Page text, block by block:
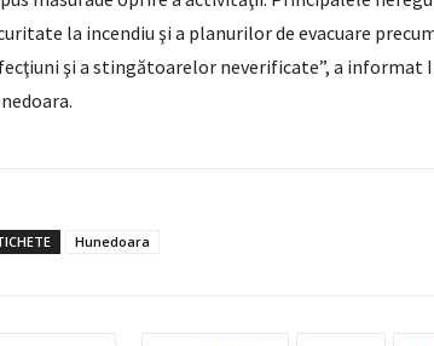
la incendiu şi a planurilor de evacuare
şi a stingătoarelor neverificate”, a informat
Hunedoara